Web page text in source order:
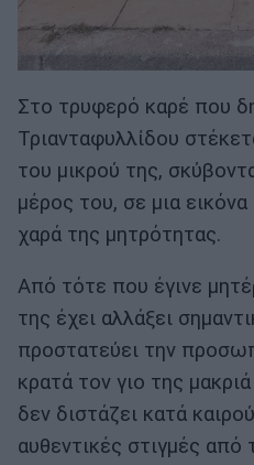
Στο τρυφερό καρέ που
Τριανταφυλλίδου
του μικρού της,
μέρος του, σε μια
χαρά της μητρότητας.
Από τότε που έγινε
της έχει αλλάξει
προστατεύει την
κρατά τον γιο της
δεν διστάζει κατά
αυθεντικές στιγμές από